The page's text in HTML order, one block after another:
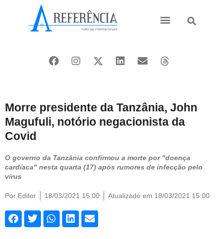
Morre presidente da Tanzânia, John
Magufuli, notório negacionista da
Covid
O governo da Tanzânia confirmou a morte por "doença
cardíaca" nesta quarta (17) após rumores de infecção pelo
vírus
Por Editor 18/03/2021 15:00 Atualizado em 18/03/2021 15:00